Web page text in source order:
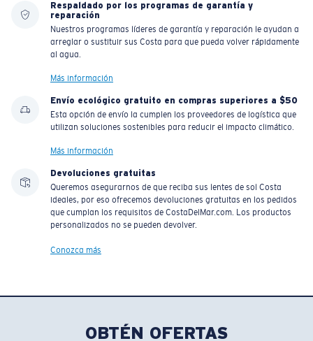
Respaldado por los programas de garantía y
reparación
Nuestros programas líderes de garantía y reparación le ayudan a
arreglar o sustituir sus Costa para que pueda volver rápidamente
al agua.
Más información
Envío ecológico gratuito en compras superiores a $50
Esta opción de envío la cumplen los proveedores de logística que
utilizan soluciones sostenibles para reducir el impacto climático.
Más información
Devoluciones gratuitas
Queremos asegurarnos de que reciba sus lentes de sol Costa
ideales, por eso ofrecemos devoluciones gratuitas en los pedidos
que cumplan los requisitos de CostaDelMar.com. Los productos
personalizados no se pueden devolver.
Conozca más
OBTÉN OFERTAS